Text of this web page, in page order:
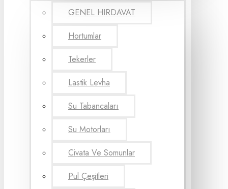
GENEL HIRDAVAT
Hortumlar
Tekerler
Lastik Levha
Su Tabancaları
Su Motorları
Civata Ve Somunlar
Pul Çeşitleri